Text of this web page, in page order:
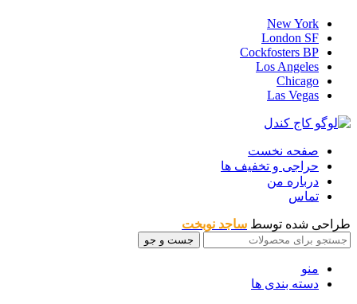
New York
London SF
Cockfosters BP
Los Angeles
Chicago
Las Vegas
صفحه نخست
حراجی و تخفیف ها
درباره من
تماس
طراحی شده توسط ساجد نوبخت
جست و جو
منو
دسته بندی ها